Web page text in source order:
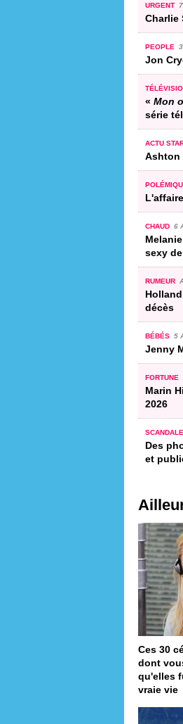
URGENT
Charlie
PEOPLE
Jon
« Mon
série
ACTU
Ashton
CHAUD 6
sexy
RUMEUR
décès
BÉBÉS 5
Jenny
FORTUNE
Marin
2026
SCANDALE
Des
et
Ces 30
dont
qu'elles
vraie vie